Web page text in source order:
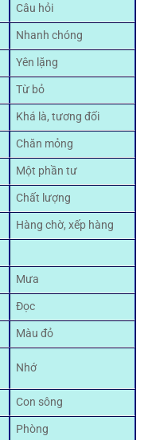
Câu hỏi
Nhanh chóng
Yên lặng
Từ bỏ
Khá là, tương đối
Chăn mỏng
Một phần tư
Chất lượng
Hàng chờ, xếp hàng
Mưa
Đọc
Màu đỏ
Nhớ
Con sông
Phòng